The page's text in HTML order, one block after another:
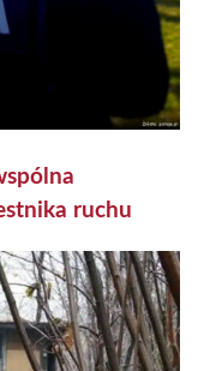
ruchu